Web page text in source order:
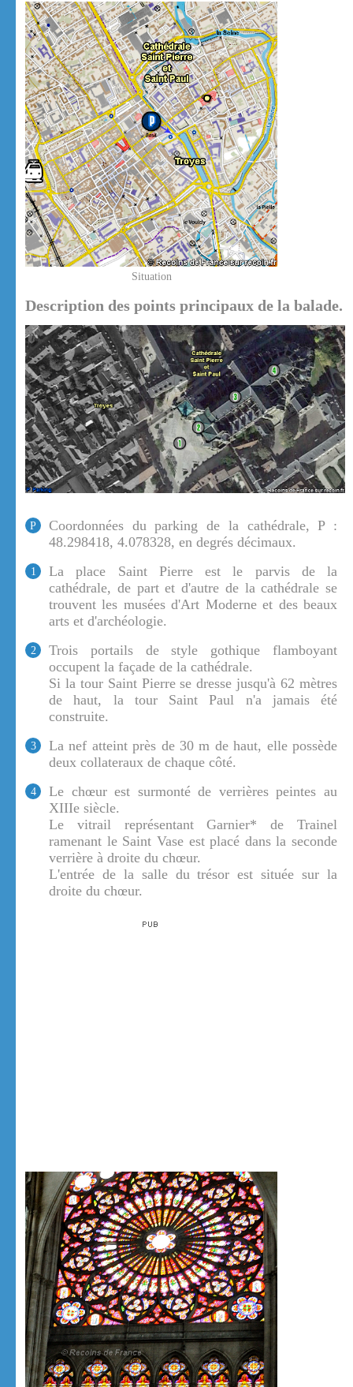
Situation
Description des points principaux de la balade.
P
Coordonnées du parking de la cathédrale, P :
48.298418, 4.078328, en degrés décimaux.
1
La place Saint Pierre est le parvis de la
cathédrale, de part et d'autre de la cathédrale se
trouvent les musées d'Art Moderne et des beaux
arts et d'archéologie.
2
Trois portails de style gothique flamboyant
occupent la façade de la cathédrale.
Si la tour Saint Pierre se dresse jusqu'à 62 mètres
de haut, la tour Saint Paul n'a jamais été
construite.
3
La nef atteint près de 30 m de haut, elle possède
deux collateraux de chaque côté.
4
Le chœur est surmonté de verrières peintes au
XIIIe siècle.
Le vitrail représentant Garnier* de Trainel
ramenant le Saint Vase est placé dans la seconde
verrière à droite du chœur.
L'entrée de la salle du trésor est située sur la
droite du chœur.